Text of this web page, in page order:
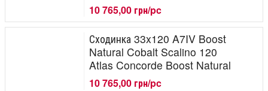
10 765,00 грн/pc
Сходинка 33x120 A7IV Boost
Natural Cobalt Scalino 120
Atlas Concorde Boost Natural
10 765,00 грн/pc